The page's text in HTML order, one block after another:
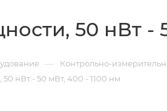
50 нВт -
— Контрольно-
нВт - 50 мВт, 400 - 1100 нм